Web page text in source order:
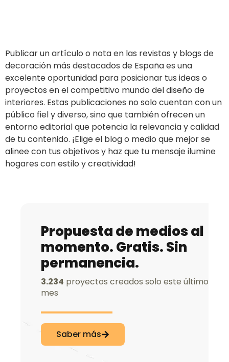
Publicar un artículo o nota en las revistas y blogs de
decoración más destacados de España es una
excelente oportunidad para posicionar tus ideas o
proyectos en el competitivo mundo del diseño de
interiores. Estas publicaciones no solo cuentan con un
público fiel y diverso, sino que también ofrecen un
entorno editorial que potencia la relevancia y calidad
de tu contenido. ¡Elige el blog o medio que mejor se
alinee con tus objetivos y haz que tu mensaje ilumine
hogares con estilo y creatividad!
Propuesta de medios al
momento. Gratis. Sin
permanencia.
3.234 proyectos creados solo este último
mes
Saber más